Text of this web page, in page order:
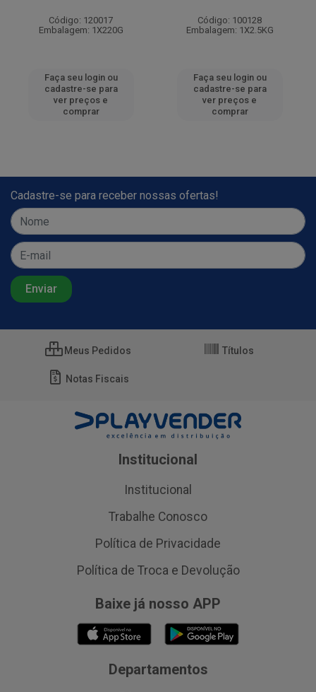
Código: 120017
Embalagem: 1X220G
Faça seu login ou
cadastre-se para
ver preços e
comprar
Código: 100128
Embalagem: 1X2.5KG
Faça seu login ou
cadastre-se para
ver preços e
comprar
Cadastre-se para receber nossas ofertas!
Meus Pedidos Títulos
Notas Fiscais
Institucional
Institucional
Trabalhe Conosco
Política de Privacidade
Política de Troca e Devolução
Baixe já nosso APP
Departamentos